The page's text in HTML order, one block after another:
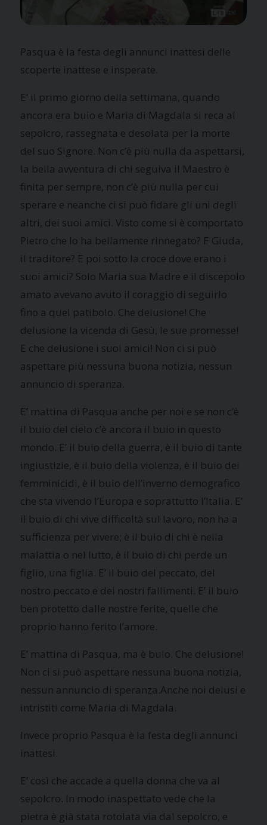
Pasqua è la festa degli annunci inattesi delle
scoperte inattese e insperate.
E’ il primo giorno della settimana, quando
ancora era buio e Maria di Magdala si reca al
sepolcro, rassegnata e desolata per la morte
del suo Signore. Non c’è più nulla da aspettarsi,
la bella avventura di chi seguiva il Maestro è
finita per sempre, non c’è più nulla per cui
sperare e neanche ci si può fidare gli uni degli
altri, dei suoi amici. Visto come si è comportato
Pietro che lo ha bellamente rinnegato? E Giuda,
il traditore? E poi sotto la croce dove erano i
suoi amici? Solo Maria sua Madre e il discepolo
amato avevano avuto il coraggio di seguirlo
fino a quel patibolo. Che delusione! Che
delusione la vicenda di Gesù, le sue promesse!
E che delusione i suoi amici! Non ci si può
aspettare più nessuna buona notizia, nessun
annuncio di speranza.
E’ mattina di Pasqua anche per noi e se non c’è
il buio del cielo c’è ancora il buio in questo
mondo. E’ il buio della guerra, è il buio di tante
ingiustizie, è il buio della violenza, è il buio dei
femminicidi, è il buio dell’inverno demografico
che sta vivendo l’Europa e soprattutto l’Italia. E’
il buio di chi vive difficoltà sul lavoro, non ha a
sufficienza per vivere; è il buio di chi è nella
malattia o nel lutto, è il buio di chi perde un
figlio, una figlia. E’ il buio del peccato, del
nostro peccato e dei nostri fallimenti. E’ il buio
ben protetto dalle nostre ferite, quelle che
proprio hanno ferito l’amore.
E’ mattina di Pasqua, ma è buio. Che delusione!
Non ci si può aspettare nessuna buona notizia,
nessun annuncio di speranza.Anche noi delusi e
intristiti come Maria di Magdala.
Invece proprio Pasqua è la festa degli annunci
inattesi.
E’ così che accade a quella donna che va al
sepolcro. In modo inaspettato vede che la
pietra è già stata rotolata via dal sepolcro, e